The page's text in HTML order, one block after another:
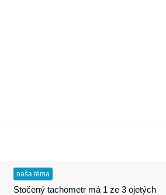
naša téma
Stočený tachometr má 1 ze 3 ojetých